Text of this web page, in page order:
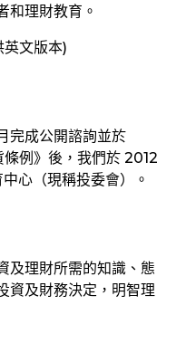
和理財教育。
英文版本)
完成公開諮詢並於
例》後，我們於 2012
心（現稱投委會）。
及理財所需的知識、態
資及財務決定，明智理